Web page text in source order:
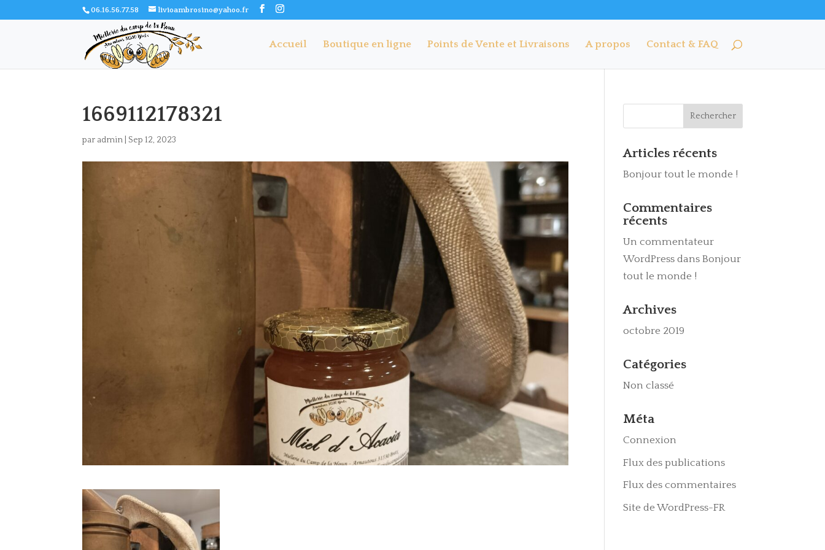
06.16.56.77.58 livioambrosino@yahoo.fr
Accueil Boutique en ligne Points de Vente et Livraisons A propos Contact & FAQ
1669112178321
par admin |Sep 12, 2023
Articles récents
Bonjour tout le monde !
Commentaires
récents
Un commentateur
WordPress dansBonjour
tout le monde !
Archives
octobre 2019
Catégories
Non classé
Méta
Connexion
Flux des publications
Flux des commentaires
Site de WordPress-FR